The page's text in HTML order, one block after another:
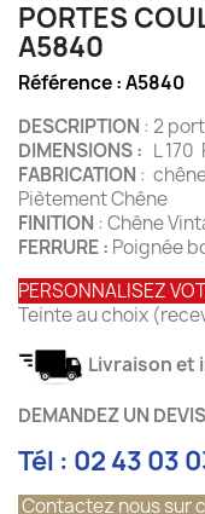
PORTES
A5840
Référence :A5840
DESCRIPTION : 2
DIMENSIONS : L 170
FABRICATION :
Piètement Chêne
FINITION : Chêne
FERRURE : Poignée
PERSONNALISEZ
Teinte au choix
Livraison et
DEMANDEZ UN DEVIS
Tél : 02 43 03
Contactez nous sur